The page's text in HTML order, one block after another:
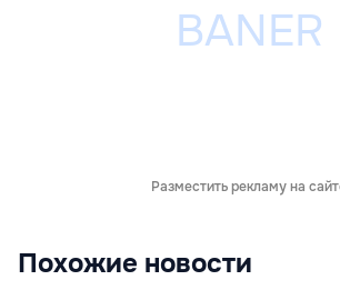
Разместить рекламу на
Похожие новости